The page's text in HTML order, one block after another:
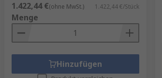
1.422,44 €(ohne MwSt.) 1.422,44 €/Stück
Menge
Hinzufügen